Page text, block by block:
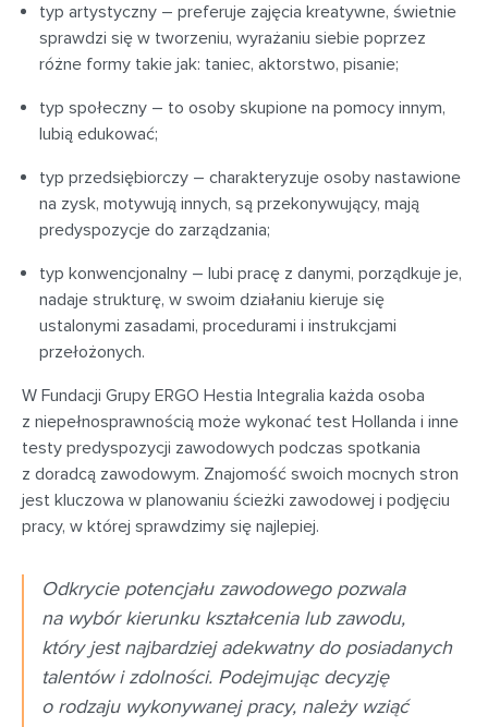
typ artystyczny – preferuje zajęcia kreatywne, świetnie
sprawdzi się w tworzeniu, wyrażaniu siebie poprzez
różne formy takie jak: taniec, aktorstwo, pisanie;
typ społeczny – to osoby skupione na pomocy innym,
lubią edukować;
typ przedsiębiorczy – charakteryzuje osoby nastawione
na zysk, motywują innych, są przekonywujący, mają
predyspozycje do zarządzania;
typ konwencjonalny – lubi pracę z danymi, porządkuje je,
nadaje strukturę, w swoim działaniu kieruje się
ustalonymi zasadami, procedurami i instrukcjami
przełożonych.
W Fundacji Grupy ERGO Hestia Integralia każda osoba
z niepełnosprawnością może wykonać test Hollanda i inne
testy predyspozycji zawodowych podczas spotkania
z doradcą zawodowym. Znajomość swoich mocnych stron
jest kluczowa w planowaniu ścieżki zawodowej i podjęciu
pracy, w której sprawdzimy się najlepiej.
Odkrycie potencjału zawodowego pozwala
na wybór kierunku kształcenia lub zawodu,
który jest najbardziej adekwatny do posiadanych
talentów i zdolności. Podejmując decyzję
o rodzaju wykonywanej pracy, należy wziąć